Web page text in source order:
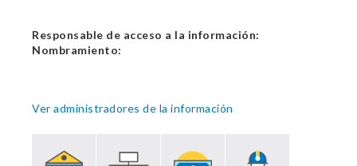
Responsable de acceso a la información:
Nombramiento:
Ver administradores de la información